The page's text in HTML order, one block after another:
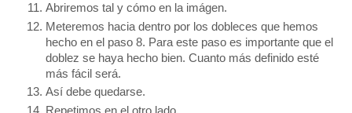
Abriremos tal y cómo en la imágen.
Meteremos hacia dentro por los dobleces que hemos
hecho en el paso 8. Para este paso es importante que el
doblez se haya hecho bien. Cuanto más definido esté
más fácil será.
Así debe quedarse.